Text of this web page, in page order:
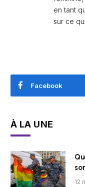
en tant
sur ce
Facebook
À LA UNE
12